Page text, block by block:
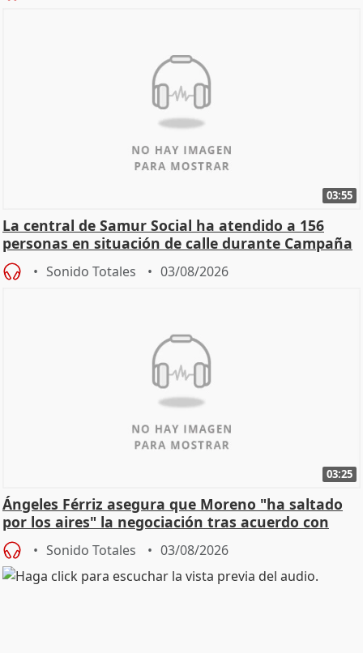
03:55
La central de Samur Social ha atendido a 156
personas en situación de calle durante Campaña
de Calor
Sonido Totales 03/08/2026
03:25
Ángeles Férriz asegura que Moreno "ha saltado
por los aires" la negociación tras acuerdo con
SMA
Sonido Totales 03/08/2026